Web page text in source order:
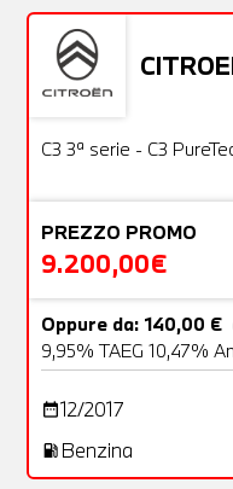
Usato
C3 3ª serie - C3
PREZZO PROMO
9.200,00€
Oppure da: 140,00 €
9,95% TAEG 10,47%
date_range12/2017
local_gas_station Benzina